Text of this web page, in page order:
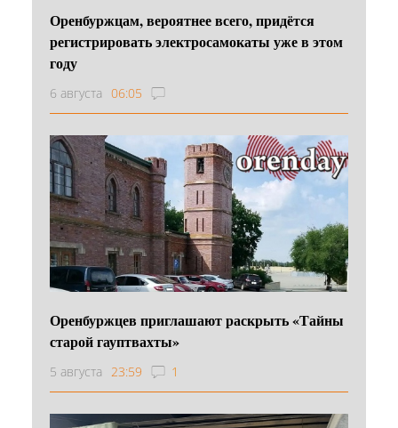
Оренбуржцам, вероятнее всего, придётся
регистрировать электросамокаты уже в этом
году
6 августа 06:05
Оренбуржцев приглашают раскрыть «Тайны
старой гауптвахты»
5 августа 23:59 1